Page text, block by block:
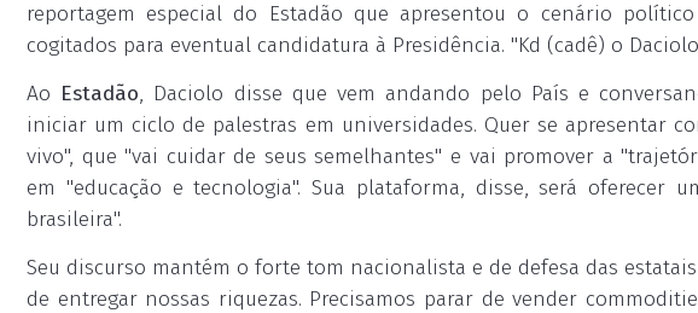
reportagem especial do Estadão que apresentou o cenário
cogitados para eventual candidatura à Presidência. "Kd (cadê) o
Ao Estadão, Daciolo disse que vem andando pelo País e
iniciar um ciclo de palestras em universidades. Quer se apresentar
vivo", que "vai cuidar de seus semelhantes" e vai promover a
em "educação e tecnologia". Sua plataforma, disse, será oferecer
brasileira".
Seu discurso mantém o forte tom nacionalista e de defesa das
de entregar nossas riquezas. Precisamos parar de vender